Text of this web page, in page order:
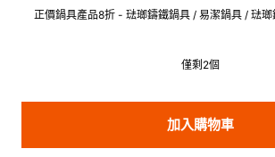
正價鍋具產品8折 - 琺瑯鑄鐵鍋具 / 易潔鍋具 / 琺
僅剩2個
加入購物車